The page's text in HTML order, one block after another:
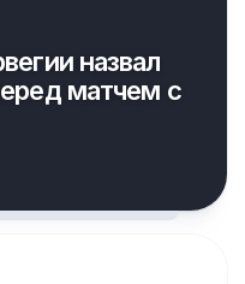
назвал
матчем с